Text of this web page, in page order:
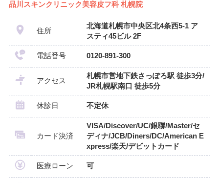
品川スキンクリニック美容皮フ科 札幌院
住所
北海道札幌市中央区北4条西5-1 ア
スティ45ビル 2F
電話番号 0120-891-300
アクセス
札幌市営地下鉄さっぽろ駅 徒歩3分/
JR札幌駅南口 徒歩5分
休診日 不定休
カード決済
VISA/Discover/UC/銀聯/Master/セ
ディナ/JCB/Diners/DC/American E
xpress/楽天/デビットカード
医療ローン 可